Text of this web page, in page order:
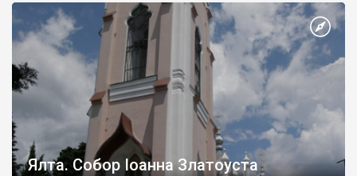
Ялта. Собор Іоанна Златоуста